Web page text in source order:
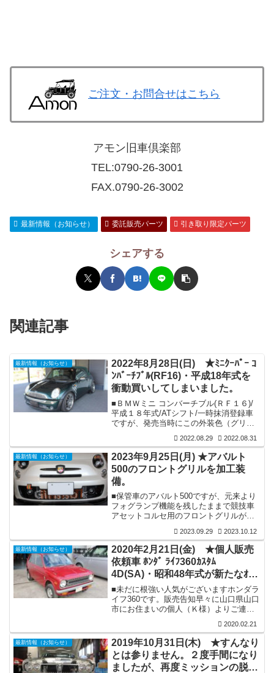
ご注文・お問合せはこちら
アモン旧車倶楽部
TEL:0790-26-3001
FAX.0790-26-3002
最新情報（お知らせ） 委託販売パーツ 引き取り限定パーツ
シェアする
関連記事
最新情報（お知らせ）
2022年8月28日(日) ★ﾐﾆｸｰﾊﾟｰ ｺ
ﾝﾊﾞｰﾁﾌﾞﾙ(RF16)・平成18年式を
衝動買いしてしまいました。
■ＢＭＷミニ コンバーチブル(ＲＦ１６)/
平成１８年式/ATシフト/一時抹消登録車
ですが、発売当時にこの外装色（グリー
パーコンバーチブルを検討した時期がご
ざいましたが、家内の反対も有り変更し
て三菱ｉ（アイ）を新車購入しました経
緯がございます。しかしそれ以降もこの
ボディー色のコンバーチブルミニは気に
なる車で、時折情報を無意識に探してい
ました。そしてここに来まして突如ご縁
が有り迷わず購入してしまいました。■現
時点で特に機関的な不都合は無さそう
2022.08.29 2022.08.31
最新情報（お知らせ）
2023年9月25日(月) ★アバルト
500のフロントグリルを加工装
備。
■保管車のアバルト500ですが、元来より
フォグランプ機能を残したままで競技車
アセットコルセ用のフロントグリルが装
使用時に前方のグリルメッシュが邪魔に
なり、本来のフォグランプの明るさが損
なわれていましたので少し気にはなって
いました。そこで、何かいい方法はない
かと思案し物色していました所、丁度良
さそうなツインドリンクホルダーを見つ
けて上部に有るメッキリングが最適では
ないかと考え装着してみる事にいたしま
した。フロントグリルを取り外し、左右
2023.09.29 2023.10.12
最新情報（お知らせ）
2020年2月21日(金) ★個人販売
依頼車 ﾎﾝﾀﾞ ﾗｲﾌ360ｶｽﾀﾑ
4D(SA)・昭和48年式が新たなｵｰﾅ
ｰに引き継がれていく事になりま
した。
■未だに根強い人気がございますホンダラ
イフ360です。販売告知早々に山口県山口
市にお住まいの個人（Ｋ様）よりご連絡
車でお越しいただき引き取られて行きま
した。この度は気持ちの良いお引き取り
をいただき有難うございました。※その
他画像及び詳しくは下記ページでご覧く
ださい。
2020.02.21
最新情報（お知らせ）
2019年10月31日(木) ★すんなり
とは参りません。２度手間になり
ましたが、再度ミッションの脱着